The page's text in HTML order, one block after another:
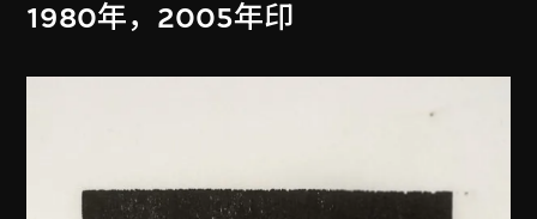
1980年，2005年印